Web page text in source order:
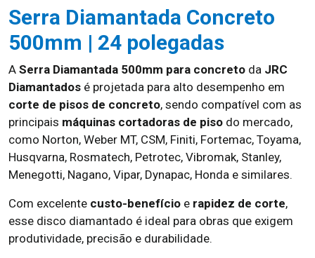
Serra Diamantada Concreto
500mm | 24 polegadas
A Serra Diamantada 500mm para concreto da JRC
Diamantados é projetada para alto desempenho em
corte de pisos de concreto, sendo compatível com as
principais máquinas cortadoras de piso do mercado,
como Norton, Weber MT, CSM, Finiti, Fortemac, Toyama,
Husqvarna, Rosmatech, Petrotec, Vibromak, Stanley,
Menegotti, Nagano, Vipar, Dynapac, Honda e similares.
Com excelente custo-benefício e rapidez de corte,
esse disco diamantado é ideal para obras que exigem
produtividade, precisão e durabilidade.